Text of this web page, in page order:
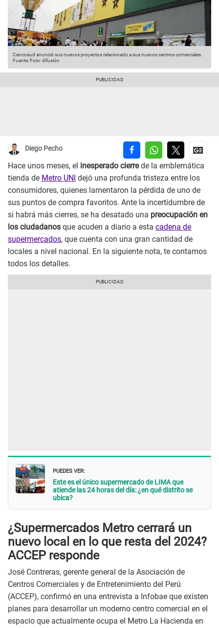
Cencosud anunció sus nuevos proyectos relacionado a sus nuevos centros comerciales.
Fuente: Foto: difusión
Diego Pecho
Hace unos meses, el inesperado cierrede la emblemática
tienda de Metro UNI dejó una profunda tristeza entre los
consumidores, quienes lamentaron la pérdida de uno de
sus puntos de compra favoritos. Ante la incertidumbre de
si habrá más cierres, se ha desatado una preocupación en
los ciudadanos que acuden a diario a esta cadena de
supermercados, que cuenta con una gran cantidad de
locales a nivel nacional. En la siguiente nota, te contamos
todos los detalles.
PUEDES VER:
Este es el único supermercado de LIMA que
atiende las 24 horas del día: ¿en qué distrito se
ubica?
¿Supermercados Metro cerrará un
nuevo local en lo que resta del 2024?
ACCEP responde
José Contreras, gerente general de la Asociación de
Centros Comerciales y de Entretenimiento del Perú
(ACCEP), confirmó en una entrevista a Infobae que existen
planes para desarrollar un moderno centro comercial en el
espacio que actualmente ocupa el Metro La Hacienda en